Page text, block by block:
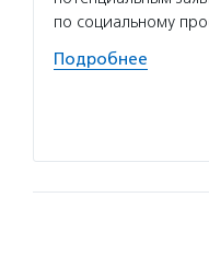
по социальному
Подробнее